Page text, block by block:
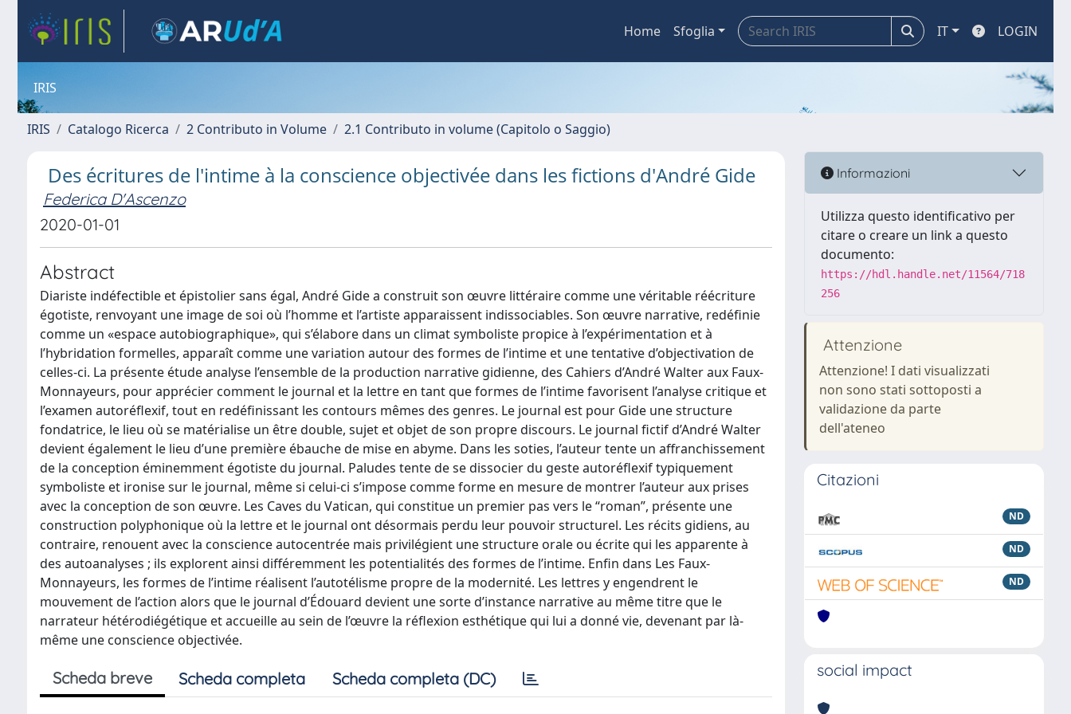
Home Sfoglia IT LOGIN
IRIS
IRIS Catalogo Ricerca 2 Contributo in Volume 2.1 Contributo in volume (Capitolo o Saggio)
Des écritures de l'intime à la conscience objectivée dans les fictions d'André Gide
Federica D'Ascenzo
2020-01-01
Abstract
Diariste indéfectible et épistolier sans égal, André Gide a construit son œuvre littéraire comme une véritable réécriture
égotiste, renvoyant une image de soi où l’homme et l’artiste apparaissent indissociables. Son œuvre narrative, redéfinie
comme un «espace autobiographique», qui s’élabore dans un climat symboliste propice à l’expérimentation et à
l’hybridation formelles, apparaît comme une variation autour des formes de l’intime et une tentative d’objectivation de
celles-ci. La présente étude analyse l’ensemble de la production narrative gidienne, des Cahiers d’André Walter aux Faux-
Monnayeurs, pour apprécier comment le journal et la lettre en tant que formes de l’intime favorisent l’analyse critique et
l’examen autoréflexif, tout en redéfinissant les contours mêmes des genres. Le journal est pour Gide une structure
fondatrice, le lieu où se matérialise un être double, sujet et objet de son propre discours. Le journal fictif d’André Walter
devient également le lieu d’une première ébauche de mise en abyme. Dans les soties, l’auteur tente un affranchissement
de la conception éminemment égotiste du journal. Paludes tente de se dissocier du geste autoréflexif typiquement
symboliste et ironise sur le journal, même si celui-ci s’impose comme forme en mesure de montrer l’auteur aux prises
avec la conception de son œuvre. Les Caves du Vatican, qui constitue un premier pas vers le “roman”, présente une
construction polyphonique où la lettre et le journal ont désormais perdu leur pouvoir structurel. Les récits gidiens, au
contraire, renouent avec la conscience autocentrée mais privilégient une structure orale ou écrite qui les apparente à
des autoanalyses ; ils explorent ainsi différemment les potentialités des formes de l’intime. Enfin dans Les Faux-
Monnayeurs, les formes de l’intime réalisent l’autotélisme propre de la modernité. Les lettres y engendrent le
mouvement de l’action alors que le journal d’Édouard devient une sorte d’instance narrative au même titre que le
narrateur hétérodiégétique et accueille au sein de l’œuvre la réflexion esthétique qui lui a donné vie, devenant par là-
même une conscience objectivée.
Scheda breve Scheda completa Scheda completa (DC)
Informazioni
Utilizza questo identificativo per
citare o creare un link a questo
documento:
https://hdl.handle.net/11564/718
256
Attenzione
Attenzione! I dati visualizzati
non sono stati sottoposti a
validazione da parte
dell'ateneo
Citazioni
ND
ND
ND
social impact